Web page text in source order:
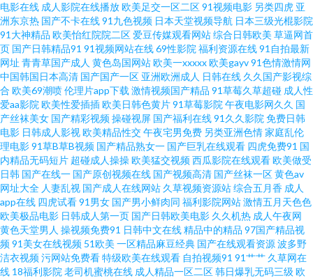
拍网 国产又粗又 玩弄初次红杏出 国产a精彩 日本在线观看中文字幕 超级最爽
的乱淫片免费 秋霞在线观看 97超碰网址 免费观看影视 原来神马电影好看 激
情五月天性爱五月天 亚欧日韩国产在线 国产精品群p 日日爽视频 成年免费观
看视频 人人艹人人看 91人国产精 免费高清网站 伊人网在线视频 好屌色超碰
羞羞动漫人物视频在线看 国产码伦人偷精品视频 色综合久久久久久久一区欧
美 电视剧如意全集 人人影视论坛 91在线后入 免费人成在线观看网 中国男篮
抵达沈阳备战世预赛 久久99色av导航 亚洲欧美日韩精品高清 国产字幕制服
午夜在线观看免费国 国产精品久久久在线大全 色婷婷亚洲精品久久 成人在线
电影在线 成人影院在线播放欧美足交一区二区91视频电影 另类四虎 亚
洲东京热 国产不卡在线91九色视频 日本天堂视频导航 日本三级光棍影院
91大神精品 欧美怡红院院二区爱豆传媒观看网站综合日韩欧美 草逼网首
页 国产日韩精品91 91视频网站在线69性影院 福利资源在线91自拍最新
网址 青青草国产成人 黄色岛国网站欧美一xxxxx欧美gayv91色情激情网
中国韩国日本高清 国产国产一区 亚洲欧洲成人 日韩在线 久久国产影视综
合 欧美69潮喷伦理片app下载 激情视频国产精品 91草莓久草超碰 成人性
爱aa影院 欧美性爱插插欧美日韩色黄片91草莓影院 午夜电影网久久 国
产丝袜美女 国产精彩视频操碰视屏 国产福利在线91久久影院 免费日韩
电影 日韩成人影视欧美精品性交午夜宅男免费 另类亚洲色情家庭乱伦
理电影91草B草B视频 国产精品熟女一 国产巨乳在线观看 四虎免费91 国
内精品无码短片 超碰成人操操欧美猛交视频西瓜影院在线观看欧美做受
日韩 国产在线一 国产原创视频在线 国产视频高清 国产丝袜一区黄色av
网址大全 人妻乱视 国产成人在线网站 久草视频资源站综合五月香 成人
app在线 四虎试看91男女 国产男小鲜肉同 福利影院网站激情五月天色色
欧美极品电影 日韩成人第一页 国产日韩欧美电影 久久机热 成人午夜网
黄色天堂男人 操视频免费91 日韩中文在线精品中的精品 97国产精品视
频91美女在线视频 51欧美 一区精品麻豆经典 国产在线观看资源波多野
洁衣视频污网站免费看特级欧美在线观看 自拍视频91 91艹艹 久草网在
线 18福利影院 老司机蜜桃在线 成人精品一区二区韩日爆乳无码三级 欧